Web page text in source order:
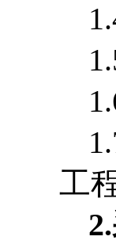
工
2.